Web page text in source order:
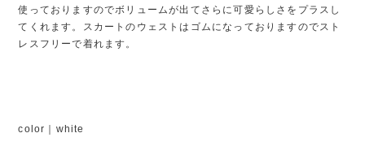
使っておりますのでボリュームが出てさらに可愛らしさをプラスし
てくれます。スカートのウェストはゴムになっておりますのでスト
レスフリーで着れます。
color｜white